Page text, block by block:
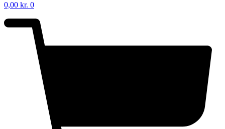
0,00 kr. 0